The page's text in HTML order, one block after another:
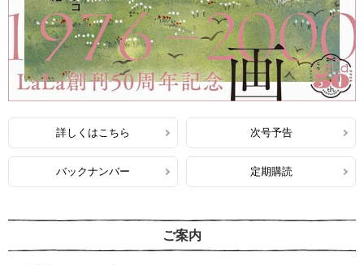
詳しくはこちら 次号予告
バックナンバー 定期購読
ご案内